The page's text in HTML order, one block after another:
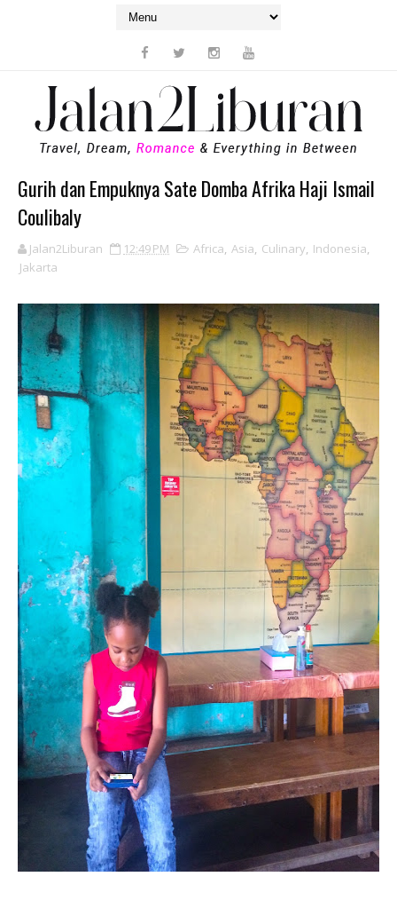
Gurih dan Empuknya Sate Domba Afrika Haji Ismail
Coulibaly
Jalan2Liburan 12:49 PM Africa, Asia, Culinary, Indonesia,
Jakarta